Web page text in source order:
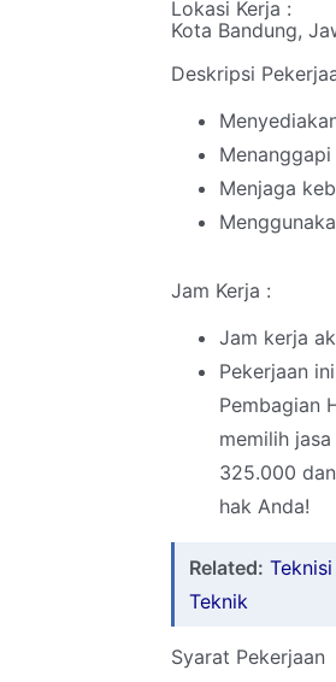
Lokasi Kerja :
Kota Bandung,
Deskripsi
Menjaga
Jam Kerja :
Jam kerja
Pekerjaan
Pembagian
memilih
325.000
hak Anda!
Related:
Teknik
Syarat Pekerjaan